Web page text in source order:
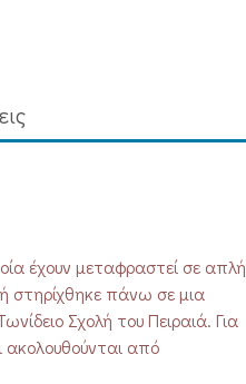
έχουν μεταφραστεί σε απλή
στηρίχθηκε πάνω σε μια
Σχολή του Πειραιά. Για
από